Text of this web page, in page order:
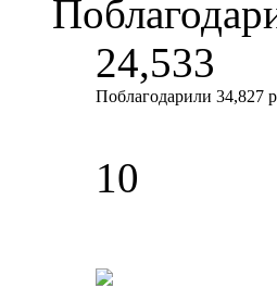
24,533
Поблагодарили 34,827
10